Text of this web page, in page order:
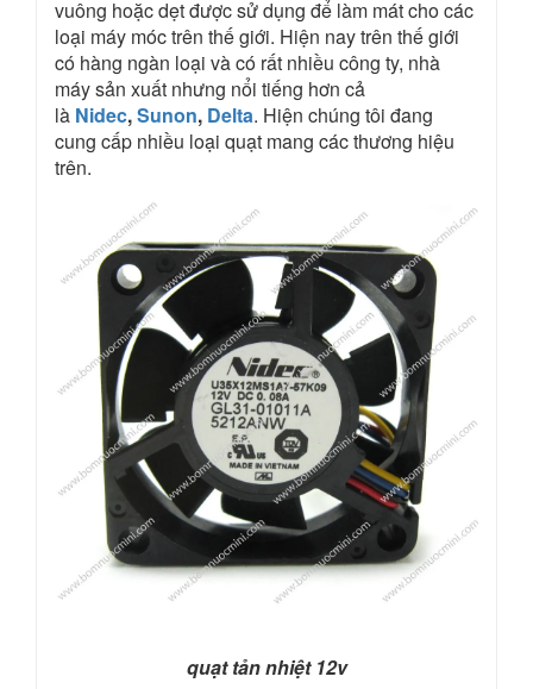
vuông hoặc dẹt được sử dụng để làm mát cho các
loại máy móc trên thế giới. Hiện nay trên thế giới
có hàng ngàn loại và có rất nhiều công ty, nhà
máy sản xuất nhưng nổi tiếng hơn cả
là Nidec,Sunon, Delta. Hiện chúng tôi đang
cung cấp nhiều loại quạt mang các thương hiệu
trên.
quạt tản nhiệt 12v